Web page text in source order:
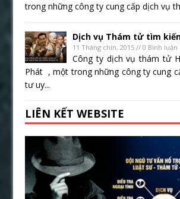
trong những công ty cung cấp dịch vụ
Dịch vụ Thám tử tìm
11 Tháng chín, 2015 // 0 Bình luận
Công ty dịch vụ thám tử
Phát , một trong những công ty cung
tư uy...
LIÊN KẾT WEBSITE